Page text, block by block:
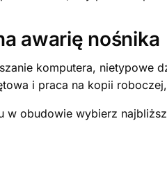
awarię nośnika
komputera,
i praca na kopii
w obudowie wybierz